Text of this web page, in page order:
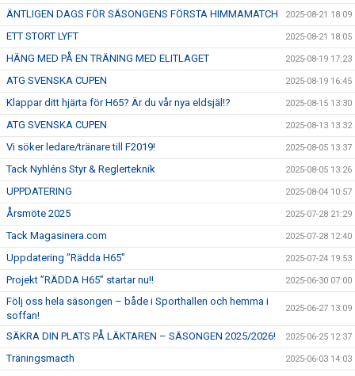
ÄNTLIGEN DAGS FÖR SÄSONGENS FÖRSTA HIMMAMATCH 2025-08-21 18:09
ETT STORT LYFT 2025-08-21 18:05
HÄNG MED PÅ EN TRÄNING MED ELITLAGET 2025-08-19 17:23
ATG SVENSKA CUPEN 2025-08-19 16:45
Klappar ditt hjärta för H65? Är du vår nya eldsjäl!? 2025-08-15 13:30
ATG SVENSKA CUPEN 2025-08-13 13:32
Vi söker ledare/tränare till F2019! 2025-08-05 13:37
Tack Nyhléns Styr & Reglerteknik 2025-08-05 13:26
UPPDATERING 2025-08-04 10:57
Årsmöte 2025 2025-07-28 21:29
Tack Magasinera.com 2025-07-28 12:40
Uppdatering "Rädda H65" 2025-07-24 19:53
Projekt ”RÄDDA H65” startar nu!! 2025-06-30 07:00
Följ oss hela säsongen – både i Sporthallen och hemma i
soffan!
2025-06-27 13:09
SÄKRA DIN PLATS PÅ LÄKTAREN – SÄSONGEN 2025/2026! 2025-06-25 12:37
Träningsmacth 2025-06-03 14:03